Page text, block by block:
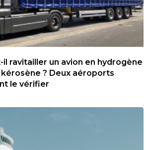
il ravitailler un avion en hydrogène
? Deux aéroports
le vérifier